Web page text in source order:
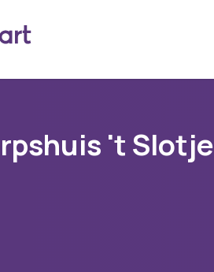
't Slotje